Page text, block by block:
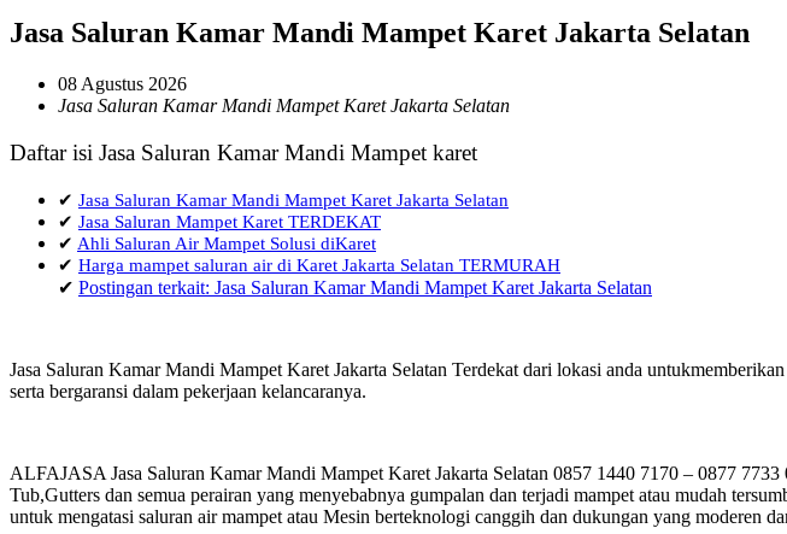
Jasa Saluran Kamar Mandi Mampet Karet Jakarta Selatan
08 Agustus 2026
Jasa Saluran Kamar Mandi Mampet Karet Jakarta Selatan
Daftar isi Jasa Saluran Kamar Mandi Mampet karet
✔ Jasa Saluran Kamar Mandi Mampet Karet Jakarta Selatan
✔ Jasa Saluran Mampet Karet TERDEKAT
✔ Ahli Saluran Air Mampet Solusi diKaret
✔ Harga mampet saluran air di Karet Jakarta Selatan TERMURAH
✔ Postingan terkait: Jasa Saluran Kamar Mandi Mampet Karet Jakarta Selatan
Jasa Saluran Kamar Mandi Mampet Karet Jakarta Selatan Terdekat dari lokasi anda
serta bergaransi dalam pekerjaan kelancaranya.
ALFAJASA Jasa Saluran Kamar Mandi Mampet Karet Jakarta Selatan 0857 1440 7170 – 0877
Tub,Gutters dan semua perairan yang menyebabnya gumpalan dan terjadi mampet atau mudah
untuk mengatasi saluran air mampet atau Mesin berteknologi canggih dan dukungan yang moderen